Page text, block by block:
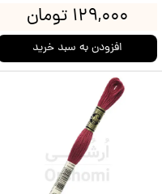
۱۲۹,۰۰۰ تومان
افزودن به سبد خرید